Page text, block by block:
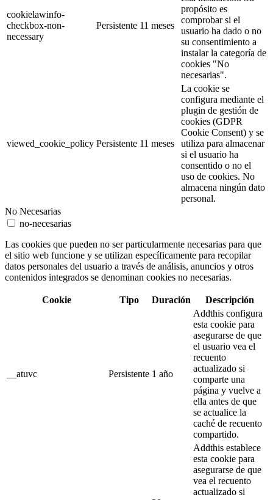
cookielawinfo-
checkbox-non-
necessary
Persistente 11 meses
propósito es
comprobar si el
usuario ha dado o no
su consentimiento a
instalar la categoría de
cookies "No
necesarias".
viewed_cookie_policy Persistente 11 meses
La cookie se
configura mediante el
plugin de gestión de
cookies (GDPR
Cookie Consent) y se
utiliza para almacenar
si el usuario ha
consentido o no el
uso de cookies. No
almacena ningún dato
personal.
No Necesarias
no-necesarias
Las cookies que pueden no ser particularmente necesarias para que
el sitio web funcione y se utilizan específicamente para recopilar
datos personales del usuario a través de análisis, anuncios y otros
contenidos integrados se denominan cookies no necesarias.
Cookie Tipo Duración Descripción
__atuvc Persistente 1 año
Addthis configura
esta cookie para
asegurarse de que
el usuario vea el
recuento
actualizado si
comparte una
página y vuelve a
ella antes de que
se actualice la
caché de recuento
compartido.
Addthis establece
esta cookie para
asegurarse de que
vea el recuento
actualizado si